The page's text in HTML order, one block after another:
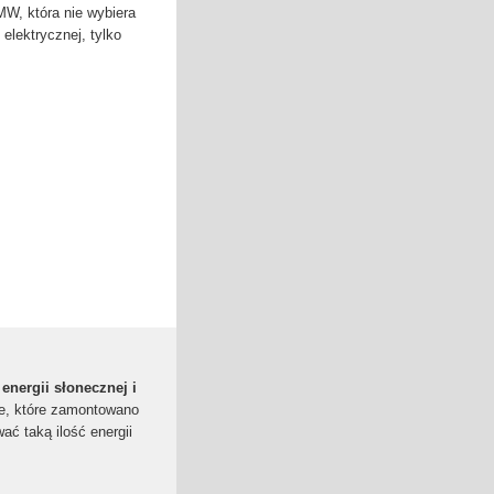
która nie wybiera
elektrycznej, tylko
słonecznej i
które zamontowano
taką ilość energii